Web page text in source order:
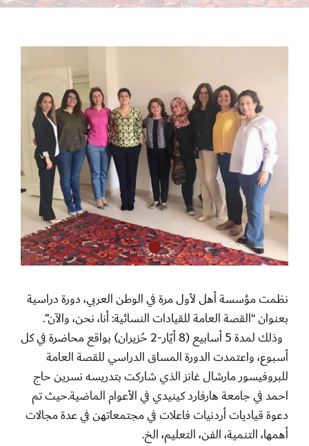
نظمت مؤسسة أهل لأول مرة في الوطن العربي، دورة دراسية
بعنوان “القصة العامة للقيادات النسائية: أنا، نحن، والآن”.
وذلك لمدة 5 أسابيع (8 أيّار-2 حُزيران) بواقع محاضرة في كل
أسبوع، واعتمدت الدورة المساق الدراسي للقصة العامة
للبروفيسور مارشال غانز الذي شاركت بتدريسه نسرين حاج
احمد في جامعة هارفارد كينيدي في الأعوام الماضية.حيث تم
دعوة قياديات أردنيات فاعلات في مجتمعاتهن في عدة مجالات
أهمها، التنمية، الفن، التعليم، الخ.